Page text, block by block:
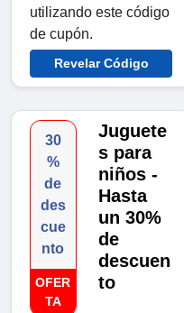
utilizando este código
de cupón.
Revelar Código
30
%
de
des
cue
nto
OFER
TA
Juguete
s para
niños -
Hasta
un 30%
de
descuen
to